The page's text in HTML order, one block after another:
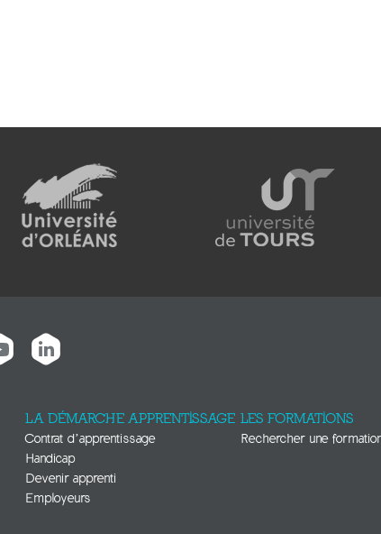
LA DÉMARCHE APPRENTISSAGE
Contrat d’apprentissage
Handicap
Devenir apprenti
Employeurs
LES FORMATIONS
Rechercher une